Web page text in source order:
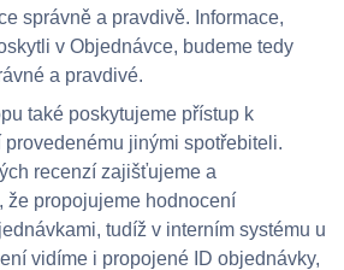
správně a pravdivě. Informace,
v Objednávce, budeme tedy
a pravdivé.
také poskytujeme přístup k
jinými spotřebiteli.
recenzí zajišťujeme a
že propojujeme hodnocení
tudíž v interním systému u
vidíme i propojené ID objednávky,